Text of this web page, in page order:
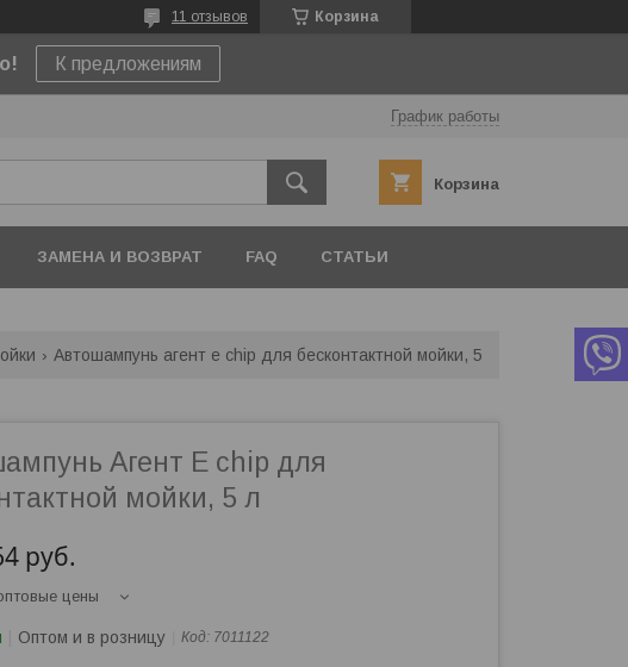
Корзина
11 отзывов
К предложениям
График работы
Корзина
ЗАМЕНА И ВОЗВРАТ FAQ СТАТЬИ
Автошампунь агент е chip для бесконтактной мойки, 5 л
Агент Е chip для
мойки, 5 л
руб.
цены
Оптом и в розницу Код: 7011122